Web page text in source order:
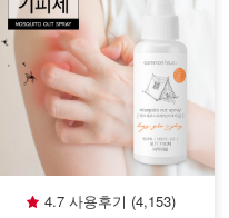
4.7 사용후기 (4,153)